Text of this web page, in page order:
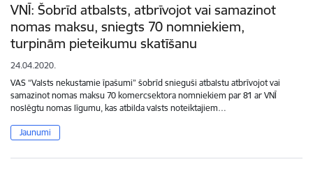
VNĪ: Šobrīd atbalsts, atbrīvojot vai samazinot
nomas maksu, sniegts 70 nomniekiem,
turpinām pieteikumu skatīšanu
24.04.2020.
VAS “Valsts nekustamie īpašumi” šobrīd snieguši atbalstu atbrīvojot vai
samazinot nomas maksu 70 komercsektora nomniekiem par 81 ar VNĪ
noslēgtu nomas līgumu, kas atbilda valsts noteiktajiem…
Jaunumi